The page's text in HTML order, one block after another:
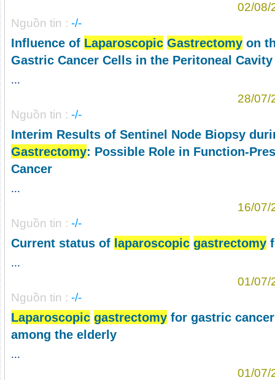
02/08/
Nguồn tin : -/-
Influence of Laparoscopic Gastrectomyon
Gastric Cancer Cells in the Peritoneal Cavity
...
28/07/
Nguồn tin : -/-
Interim Results of Sentinel Node Biopsy
Gastrectomy: Possible Role in Function-
Cancer
...
16/07/
Nguồn tin : -/-
Current status of laparoscopic gastrectomy
...
01/07/
Nguồn tin : -/-
Laparoscopic gastrectomyfor gastric
among the elderly
...
01/07/